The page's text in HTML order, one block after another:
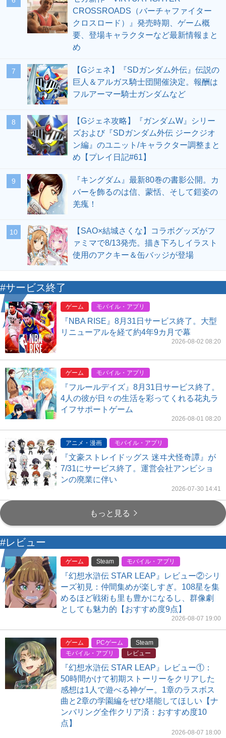
CROSSROADS（バーチャファイター
クロスロード）』発売時期、ゲーム概
要、登場キャラクターなど最新情報まと
め
7
【Gジェネ】『SDガンダム外伝』伝説の
巨人＆アルガス騎士団開催決定。報酬は
フルアーマー騎士ガンダムなど
8
【Gジェネ攻略】『ガンダムW』シリー
ズおよび『SDガンダム外伝 ジークジオ
ン編』のユニット/キャラクター調整まと
め【プレイ日記#61】
9
『キングダム』最新80巻の書影公開。カ
バーを飾るのは信、蒙恬、そして鎧姿の
羌瘣！
10
【SAO×結城さくな】コラボグッズがフ
ァミマで8/13発売。描き下ろしイラスト
使用のアクキー＆缶バッジが登場
#サービス終了
ゲーム モバイル・アプリ
『NBA RISE』8月31日サービス終了。大型
リニューアルを経て約4年9カ月で幕
2026-08-02 08:20
ゲーム モバイル・アプリ
『フルールデイズ』8月31日サービス終了。
4人の彼が日々の生活を彩ってくれる花丸ラ
イフサポートゲーム
2026-08-01 08:20
アニメ・漫画 モバイル・アプリ
『文豪ストレイドッグス 迷ヰ犬怪奇譚』が
7/31にサービス終了。運営会社アンビショ
ンの廃業に伴い
2026-07-30 14:41
もっと見る
#レビュー
ゲーム Steam モバイル・アプリ
『幻想水滸伝 STAR LEAP』レビュー②シリ
ーズ初見：仲間集めが楽しすぎ。108星を集
めるほど戦術も里も豊かになるし、群像劇
としても魅力的【おすすめ度9点】
2026-08-07 19:00
ゲーム PCゲーム
Steam
モバイル・アプリ
レビュー
『幻想水滸伝 STAR LEAP』レビュー①：
50時間かけて初期ストーリーをクリアした
感想は1人で遊べる神ゲー。1章のラスボス
曲と2章の学園編をぜひ堪能してほしい【ナ
ンバリング全作クリア済：おすすめ度10
点】
2026-08-07 18:00